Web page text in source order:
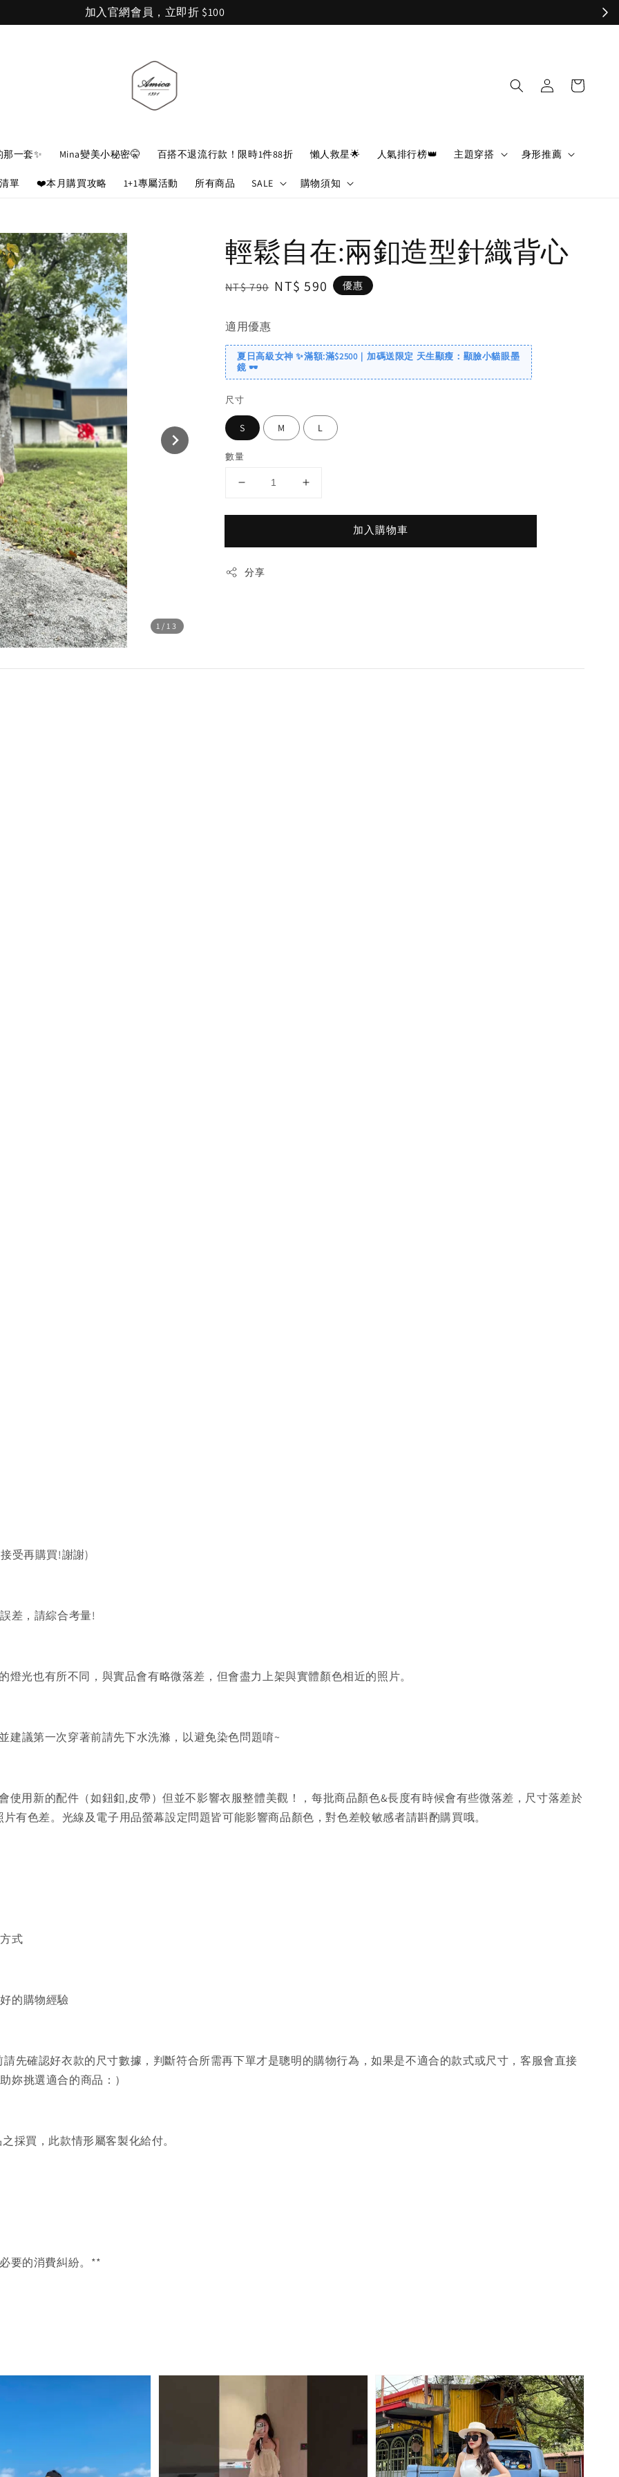
加入官網會員，立即折 $100
一套✨ Mina變美小秘密🤫 百搭不退流行款！限時1件88折 懶人救星🌟 人氣排行榜👑 主題穿搭 身形推薦
單 ❤️本月購買攻略 1+1專屬活動 所有商品 SALE 購物須知
1 /13
輕鬆自在:兩釦造型針織背心
Regular
NT$ 790 Sale
NT$ 590 優惠
適用優惠
夏日高級女神 ✨滿額:滿$2500｜加碼送限定 天生顯瘦：顯臉小貓眼墨
鏡 🕶️
尺寸
S M L
數量
加入購物車
分享
受再購買!謝謝)
差，請綜合考量!
光也有所不同，與實品會有略微落差，但會盡力上架與實體顏色相近的照片。
議第一次穿著前請先下水洗滌，以避免染色問題唷~
用新的配件（如鈕釦,皮帶）但並不影響衣服整體美觀！，每批商品顏色&長度有時候會有些微落差，尺寸落差於
有色差。光線及電子用品螢幕設定問題皆可能影響商品顏色，對色差較敏感者請斟酌購買哦。
式
的購物經驗
先確認好衣款的尺寸數據，判斷符合所需再下單才是聰明的購物行為，如果是不適合的款式或尺寸，客服會直接
妳挑選適合的商品：）
採買，此款情形屬客製化給付。
要的消費糾紛。**